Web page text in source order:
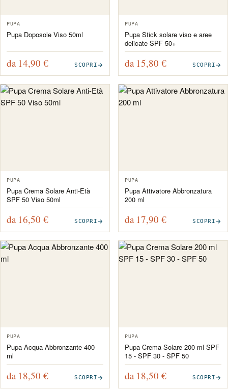
PUPA
Pupa Doposole Viso 50ml
da 14,90€ SCOPRI
PUPA
Pupa Stick solare viso e aree
delicate SPF 50+
da 15,80€ SCOPRI
PUPA
Pupa Crema Solare Anti-Età
SPF 50 Viso 50ml
da 16,50€ SCOPRI
PUPA
Pupa Attivatore Abbronzatura
200 ml
da 17,90€ SCOPRI
PUPA
Pupa Acqua Abbronzante 400
ml
da 18,50€ SCOPRI
PUPA
Pupa Crema Solare 200 ml SPF
15 - SPF 30 - SPF 50
da 18,50€ SCOPRI